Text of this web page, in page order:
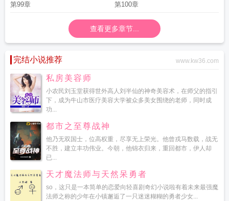
第99章 第100章
查看更多章节...
完结小说推荐 www.kw36.com
私房美容师
小农民刘玉堂获得世外高人刘半仙的神奇美容术，在师父的指引
下，成为牛山市医疗美容大学被众多美女围绕的老师，同时成
功...
都市之至尊战神
他乃无双国士，位高权重，尽享无上荣光。他曾戎马数载，战无
不胜，建立丰功伟业。今朝，他锦衣归来，重回都市，伊人却
已...
天才魔法师与天然呆勇者
so，这只是一本简单的恋爱向轻喜剧奇幻小说啦有着未来最强魔
法师之称的少年在小镇邂逅了一只迷迷糊糊的勇者少女...